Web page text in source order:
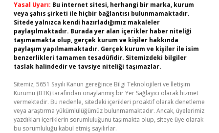
Yasal Uyarı: Bu internet sitesi, herhangi bir marka, kurum
veya şahıs şirketi ile hiçbir bağlantısı bulunmamaktadır.
Sitede yalnızca kendi hazırladığımız makaleler
paylaşılmaktadır. Burada yer alan içerikler haber niteliği
taşımamakta olup, gerçek kurum ve kişiler hakkında
paylaşım yapılmamaktadır. Gerçek kurum ve kişiler ile isim
benzerlikleri tamamen tesadüfidir. Sitemizdeki bilgiler
taslak halindedir ve tavsiye niteliği taşımazlar.
Sitemiz, 5651 Sayılı Kanun gereğince Bilgi Teknolojileri ve İletişim
Kurumu (BTK) tarafından onaylanmış bir Yer Sağlayıcı olarak hizmet
vermektedir. Bu nedenle, sitedeki içerikleri proaktif olarak denetleme
veya araştırma yükümlülüğümüz bulunmamaktadır. Ancak, üyelerimiz
yazdıkları içeriklerin sorumluluğunu taşımakta olup, siteye üye olarak
bu sorumluluğu kabul etmiş sayılırlar.